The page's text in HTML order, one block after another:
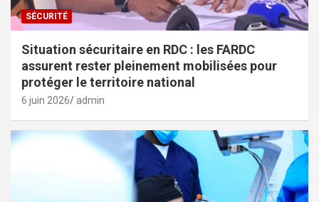
SÉCURITÉ
Situation sécuritaire en RDC : les FARDC
assurent rester pleinement mobilisées pour
protéger le territoire national
6 juin 2026 admin